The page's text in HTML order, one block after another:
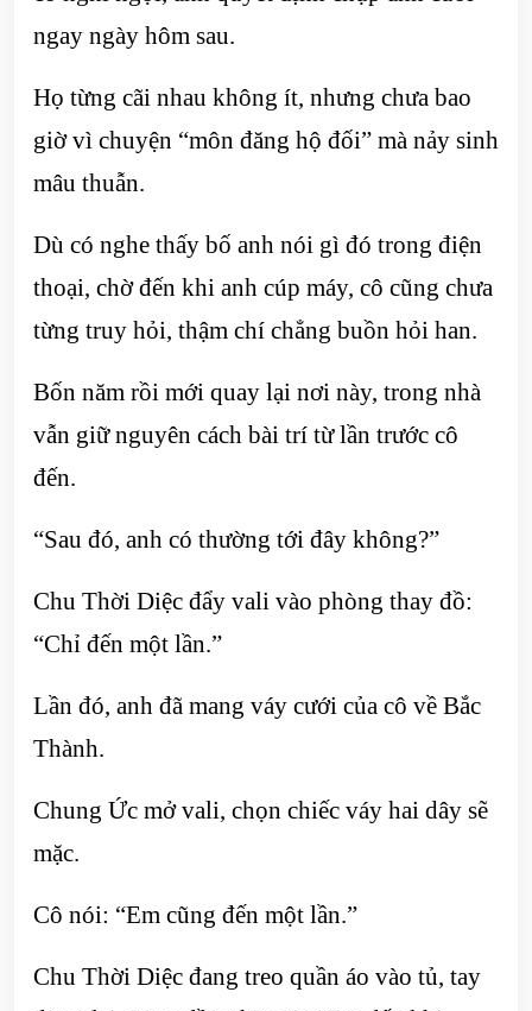
ngay ngày hôm sau.
Họ từng cãi nhau không ít, nhưng chưa bao
giờ vì chuyện “môn đăng hộ đối” mà nảy sinh
mâu thuẫn.
Dù có nghe thấy bố anh nói gì đó trong điện
thoại, chờ đến khi anh cúp máy, cô cũng chưa
từng truy hỏi, thậm chí chẳng buồn hỏi han.
Bốn năm rồi mới quay lại nơi này, trong nhà
vẫn giữ nguyên cách bài trí từ lần trước cô
đến.
“Sau đó, anh có thường tới đây không?”
Chu Thời Diệc đẩy vali vào phòng thay đồ:
“Chỉ đến một lần.”
Lần đó, anh đã mang váy cưới của cô về Bắc
Thành.
Chung Ức mở vali, chọn chiếc váy hai dây sẽ
mặc.
Cô nói: “Em cũng đến một lần.”
Chu Thời Diệc đang treo quần áo vào tủ, tay